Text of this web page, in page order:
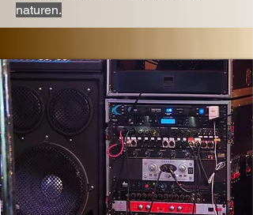
naturen.